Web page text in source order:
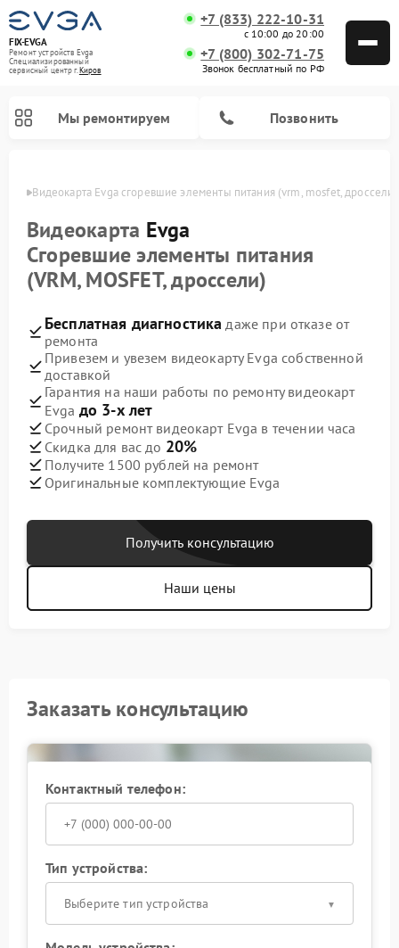
FIX-EVGA
Ремонт устройств Evga
Специализированный
cервисный центр г.Киров
+7 (833) 222-10-31
с 10:00 до 20:00
+7 (800) 302-71-75
Звонок бесплатный по РФ
Мы ремонтируем Позвонить
Видеокарта Evga сгоревшие элементы питания (vrm, mosfet, дроссели)
Видеокарта Evga
Сгоревшие элементы питания
(VRM, MOSFET, дроссели)
Бесплатная диагностика даже при отказе от
ремонта
Привезем и увезем видеокарту Evga собственной
доставкой
Гарантия на наши работы по ремонту видеокарт
Evga до 3-х лет
Срочный ремонт видеокарт Evga в течении часа
Скидка для вас до 20%
Получите 1500 рублей на ремонт
Оригинальные комплектующие Evga
Получить консультацию
Наши цены
Заказать консультацию
Контактный телефон:
Тип устройства:
Выберите тип устройства